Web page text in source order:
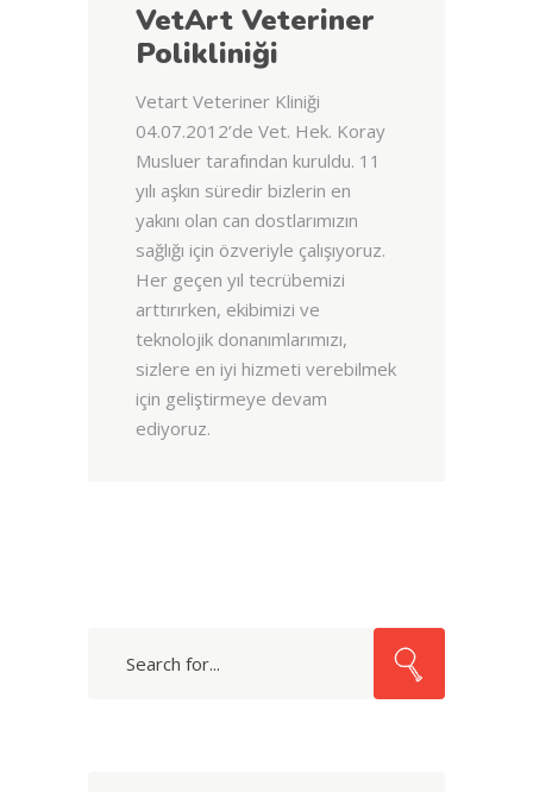
VetArt Veteriner
Polikliniği
Vetart Veteriner Kliniği
04.07.2012’de Vet. Hek. Koray
Musluer tarafından kuruldu. 11
yılı aşkın süredir bizlerin en
yakını olan can dostlarımızın
sağlığı için özveriyle çalışıyoruz.
Her geçen yıl tecrübemizi
arttırırken, ekibimizi ve
teknolojik donanımlarımızı,
sizlere en iyi hizmeti verebilmek
için geliştirmeye devam
ediyoruz.